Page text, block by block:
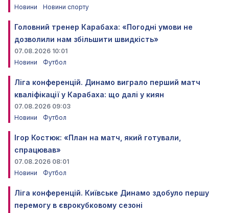
Новини
Новини спорту
Головний тренер Карабаха: «Погодні умови не
дозволили нам збільшити швидкість»
07.08.2026 10:01
Новини
Футбол
Ліга конференцій. Динамо виграло перший матч
кваліфікації у Карабаха: що далі у киян
07.08.2026 09:03
Новини
Футбол
Ігор Костюк: «План на матч, який готували,
спрацював»
07.08.2026 08:01
Новини
Футбол
Ліга конференцій. Київське Динамо здобуло першу
перемогу в єврокубковому сезоні